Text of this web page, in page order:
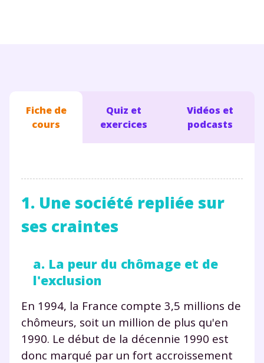
Fiche de
cours
Quiz et
exercices
Vidéos et
podcasts
1. Une société repliée sur
ses craintes
a. La peur du chômage et de
l'exclusion
En 1994, la France compte 3,5 millions de
chômeurs, soit un million de plus qu'en
1990. Le début de la décennie 1990 est
donc marqué par un fort accroissement